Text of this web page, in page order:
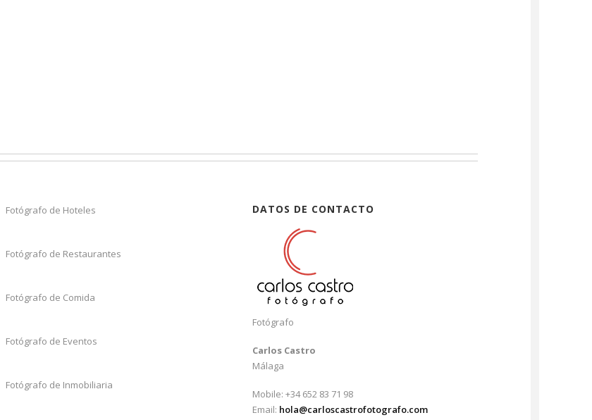
Fotógrafo de Hoteles
Fotógrafo de Restaurantes
Fotógrafo de Comida
Fotógrafo de Eventos
Fotógrafo de Inmobiliaria
DATOS DE CONTACTO
Fotógrafo
Carlos Castro
Málaga
Mobile: +34 652 83 71 98
Email: hola@carloscastrofotografo.com